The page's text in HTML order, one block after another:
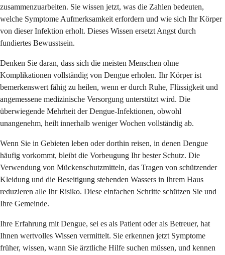
zusammenzuarbeiten. Sie wissen jetzt, was die Zahlen bedeuten,
welche Symptome Aufmerksamkeit erfordern und wie sich Ihr Körper
von dieser Infektion erholt. Dieses Wissen ersetzt Angst durch
fundiertes Bewusstsein.
Denken Sie daran, dass sich die meisten Menschen ohne
Komplikationen vollständig von Dengue erholen. Ihr Körper ist
bemerkenswert fähig zu heilen, wenn er durch Ruhe, Flüssigkeit und
angemessene medizinische Versorgung unterstützt wird. Die
überwiegende Mehrheit der Dengue-Infektionen, obwohl
unangenehm, heilt innerhalb weniger Wochen vollständig ab.
Wenn Sie in Gebieten leben oder dorthin reisen, in denen Dengue
häufig vorkommt, bleibt die Vorbeugung Ihr bester Schutz. Die
Verwendung von Mückenschutzmitteln, das Tragen von schützender
Kleidung und die Beseitigung stehenden Wassers in Ihrem Haus
reduzieren alle Ihr Risiko. Diese einfachen Schritte schützen Sie und
Ihre Gemeinde.
Ihre Erfahrung mit Dengue, sei es als Patient oder als Betreuer, hat
Ihnen wertvolles Wissen vermittelt. Sie erkennen jetzt Symptome
früher, wissen, wann Sie ärztliche Hilfe suchen müssen, und kennen